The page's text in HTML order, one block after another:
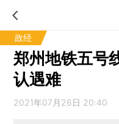
政经
郑州地铁五号
认遇难
2021年07月26日 20:40